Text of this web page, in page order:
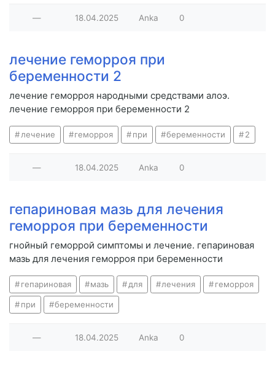
— 18.04.2025 Anka 0
лечение геморроя при
беременности 2
лечение геморроя народными средствами алоэ.
лечение геморроя при беременности 2
лечение геморроя при беременности 2
— 18.04.2025 Anka 0
гепариновая мазь для лечения
геморроя при беременности
гнойный геморрой симптомы и лечение. гепариновая
мазь для лечения геморроя при беременности
гепариновая мазь для лечения геморроя
при беременности
— 18.04.2025 Anka 0